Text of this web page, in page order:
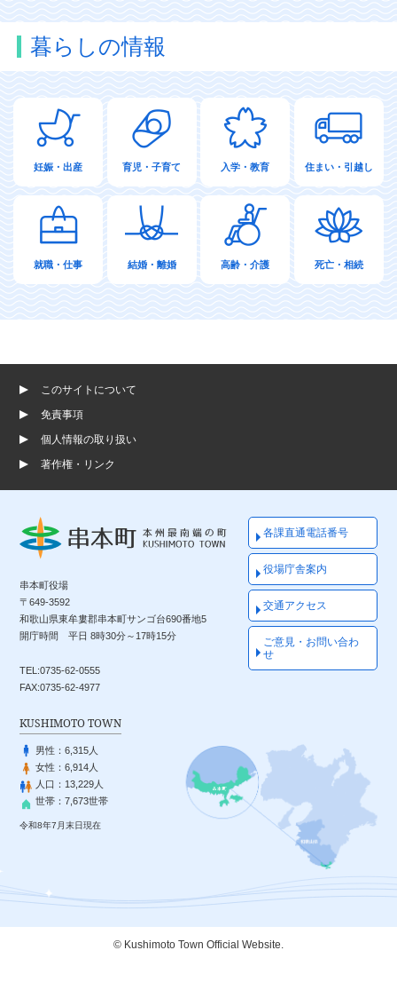
暮らしの情報
妊娠・出産 育児・子育て 入学・教育 住まい・引越し
就職・仕事 結婚・離婚 高齢・介護 死亡・相続
このサイトについて
免責事項
個人情報の取り扱い
著作権・リンク
串本町役場
〒649-3592
和歌山県東牟婁郡串本町サンゴ台690番地5
開庁時間 平日 8時30分～17時15分
TEL:0735-62-0555
FAX:0735-62-4977
各課直通電話番号
役場庁舎案内
交通アクセス
ご意見・お問い合わ
せ
KUSHIMOTO TOWN
男性：6,315人
女性：6,914人
人口： 13,229人
世帯：7,673世帯
令和8年7月末日現在
© Kushimoto Town Official Website.